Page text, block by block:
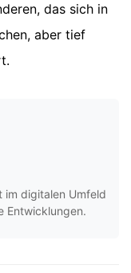
das sich in
aber tief
im digitalen Umfeld
Entwicklungen.